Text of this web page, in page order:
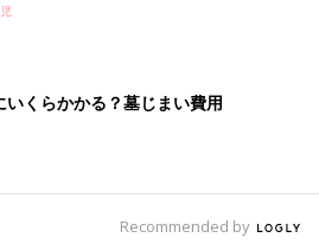
いくらかかる？墓じまい費用
Recommended by